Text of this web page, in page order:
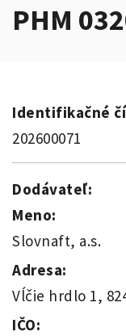
PHM
Identifikačné
202600071
Dodávateľ:
Meno:
Slovnaft, a.s.
Adresa:
Vĺčie hrdlo 1,
IČO: